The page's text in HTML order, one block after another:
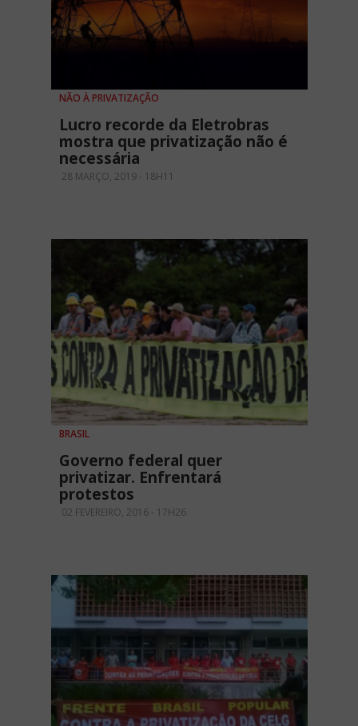
NÃO À PRIVATIZAÇÃO
Lucro recorde da Eletrobras
mostra que privatização não é
necessária
28 MARÇO, 2019 - 18H11
BRASIL
Governo federal quer
privatizar. Enfrentará
protestos
02 FEVEREIRO, 2016 - 17H26